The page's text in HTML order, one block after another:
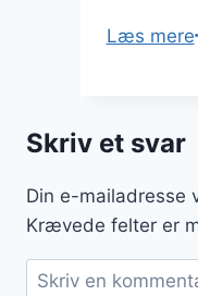
Læs mere
Skriv et svar
Din e-mailadresse
Krævede felter er